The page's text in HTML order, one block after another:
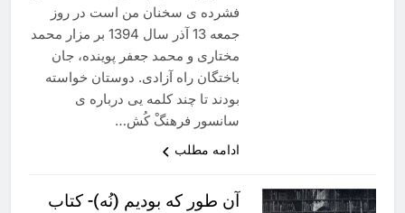
فشرده ی سخنان من است در روز
جمعه 13 آذر سال 1394 بر مزار محمد
مختاری و محمد جعفر پوینده، جان
باختگان راه آزادی. دوستان خواسته
بودند تا چند کلمه یی درباره ی
سانسور فرهنگْ کُش…
ادامه مطلب
آن طور که بودیم (نُه)- کتاب